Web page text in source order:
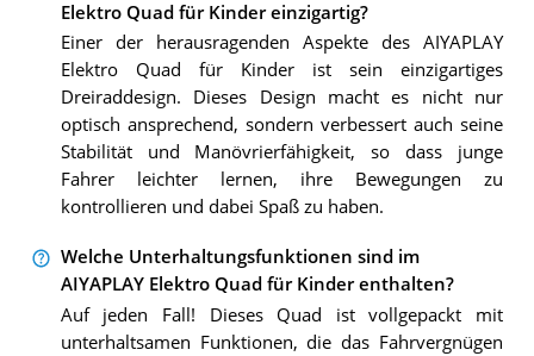
Elektro Quad für Kinder einzigartig?
Einer der herausragenden Aspekte des AIYAPLAY
Elektro Quad für Kinder ist sein einzigartiges
Dreiraddesign. Dieses Design macht es nicht nur
optisch ansprechend, sondern verbessert auch seine
Stabilität und Manövrierfähigkeit, so dass junge
Fahrer leichter lernen, ihre Bewegungen zu
kontrollieren und dabei Spaß zu haben.
Welche Unterhaltungsfunktionen sind im
AIYAPLAY Elektro Quad für Kinder enthalten?
Auf jeden Fall! Dieses Quad ist vollgepackt mit
unterhaltsamen Funktionen, die das Fahrvergnügen